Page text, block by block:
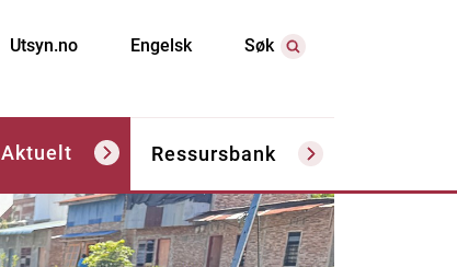
Utsyn.no Engelsk Søk
Aktuelt Ressursbank